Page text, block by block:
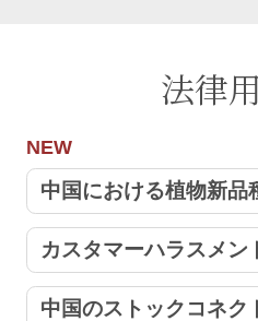
法律
NEW
中国における植物新品
カスタマーハラスメン
中国のストックコネク